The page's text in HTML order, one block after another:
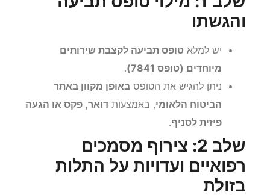
והגשתו
יש למלא טופס תביעה לקצבת שירותים
מיוחדים (טופס 7841)
.
ניתן להגיש את הטופס באופן מקוון באתר
הביטוח הלאומי, באמצעות דואר, פקס או הגעה
פיזית לסניף.
שלב 2: צירוף מסמכים
רפואיים ועדויות על התלות
בזולת